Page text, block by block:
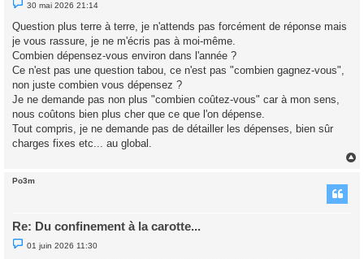
e
s
a
e
n
n
30 mai 2026 21:14
Question plus terre à terre, je n'attends pas forcément de réponse mais
je vous rassure, je ne m'écris pas à moi-même.
Combien dépensez-vous environ dans l'année ?
Ce n'est pas une question tabou, ce n'est pas "combien gagnez-vous",
non juste combien vous dépensez ?
Je ne demande pas non plus "combien coûtez-vous" car à mon sens,
nous coûtons bien plus cher que ce que l'on dépense.
Tout compris, je ne demande pas de détailler les dépenses, bien sûr
charges fixes etc... au global.
Po3m
Re: Du confinement à la carotte...
M
e
01 juin 2026 11:30